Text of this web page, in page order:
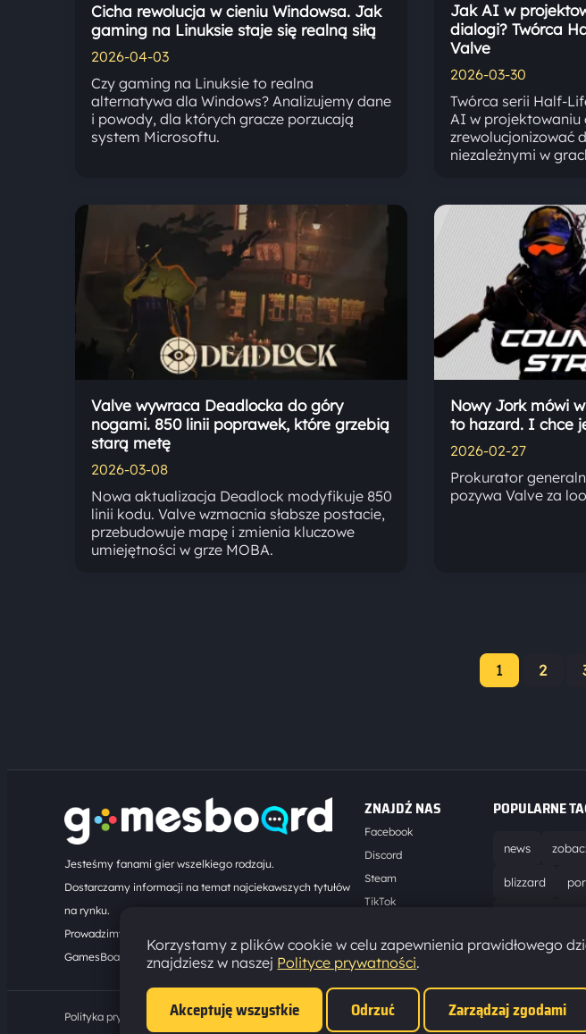
Cicha rewolucja w cieniu Windowsa. Jak
gaming na Linuksie staje się realną siłą
2026-04-03
Czy gaming na Linuksie to realna
alternatywa dla Windows? Analizujemy dane
i powody, dla których gracze porzucają
system Microsoftu.
Jak AI w
dialogi? Twórca
Valve
2026-03-30
Twórca serii Half-
AI w projektowaniu
zrewolucjonizować
niezależnymi w
Valve wywraca Deadlocka do góry
nogami. 850 linii poprawek, które grzebią
starą metę
2026-03-08
Nowa aktualizacja Deadlock modyfikuje 850
linii kodu. Valve wzmacnia słabsze postacie,
przebudowuje mapę i zmienia kluczowe
umiejętności w grze MOBA.
Nowy Jork mówi
to hazard. I chce
2026-02-27
Prokurator
pozywa Valve za
1 2
Jesteśmy fanami gier wszelkiego rodzaju.
Dostarczamy informacji na temat najciekawszych tytułów
na rynku.
Prowadzimy turnieje online. Działamy od 2008 roku.
GamesBoard.pl © 2026
ZNAJDŹ NAS
Facebook
Discord
Steam
TikTok
POPULARNE
news
blizzard
aktualizacja
Polityka prywatności · Ustawienia cookies
Korzystamy z plików cookie w celu zapewnienia prawidłowego
znajdziesz w naszej Polityce prywatności.
Akceptuję wszystkie Odrzuć Zarządzaj zgodami